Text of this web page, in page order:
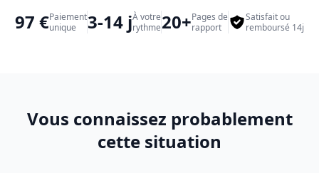
97 €Paiement
unique
3-14 jÀ votre
rythme20+Pages de
rapport
Satisfait ou
remboursé 14j
Vous connaissez probablement
cette situation